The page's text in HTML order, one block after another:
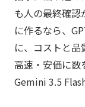
も人の最終確認
に作るなら、
に、コストと品
高速・安価に数
Gemini 3.5